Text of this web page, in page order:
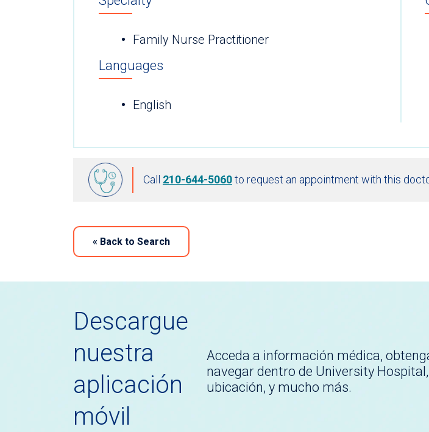
Family Nurse Practitioner
Languages
English
Call 210-644-5060to request an appointment with this
« Back to Search
Descargue
nuestra
aplicación
móvil
Acceda a información médica,
navegar dentro de University
ubicación, y mucho más.